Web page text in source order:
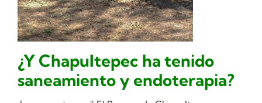
¿Y Chapultepec ha tenido
saneamiento y endoterapia?